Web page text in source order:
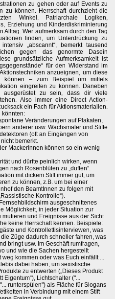
zu gehen oder auf Events zu
zu können. Herrschaft durchzieht die
Winkel. Patriarchale Logiken,
Erziehung und Kinderdiskriminierung
Alltag. Wer aufmerksam durch den Tag
finden, um Unterdrückung zu
„abscannt“, bemerkt tausend
gegen das genormte Dasein
grundsätzliche Aufmerksamkeit ist
für den Widerstand im
anzueignen, um diese
können – zum Beispiel um mittels
eingreifen zu können. Daneben
zu sein, dass dir viele
Also immer eine Direct Action-
ein Fach für Aktionsmaterialien.
könnten:
Veränderungen auf Plakaten,
anderer usw. Wachsmaler und Stifte
(oft an Eingängen von
bemerkt.
MackerInnen können so ein wenig
und dürfte peinlich wirken, wenn
nach Rosenblüten zu „duften“.
mit dickem Stift immer gut, um
zu können, z.B. um bei einer
den BeamtInnen zu folgen mit
Kontrolle“).
ausgeschnittenes
Möglichkeit, in jeder Situation zur
mutieren und Ereignisse aus der Sicht
keine Herrschaft kennen. Beispiele:
und Kontrollettisinterviewen, was
Züge dadurch schneller fahren, was
bringt usw. Im Geschäft rumfragen,
und wie die Sachen hergestellt
kommen oder was Euch einfällt ...
dabei haben, um sexistische
zu entwerten („Dieses Produkt
Eigentum“), Lichtschalter ("...
runterspülen") als Fläche für Slogans
in Verbindung mit einem Stift